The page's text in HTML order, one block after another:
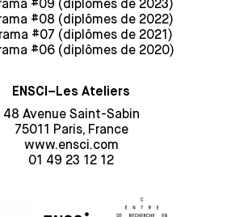
#09 (diplômes de 2023)
#08 (diplômes de 2022)
#07 (diplômes de 2021)
#06 (diplômes de 2020)
ENSCI–Les Ateliers
48 Avenue Saint-Sabin
75011 Paris, France
www.ensci.com
01 49 23 12 12